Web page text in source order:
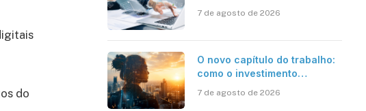
do
7 de agosto de 2026
O novo capítulo do trabalho:
como o investimento
científica revela a
7 de agosto de 2026